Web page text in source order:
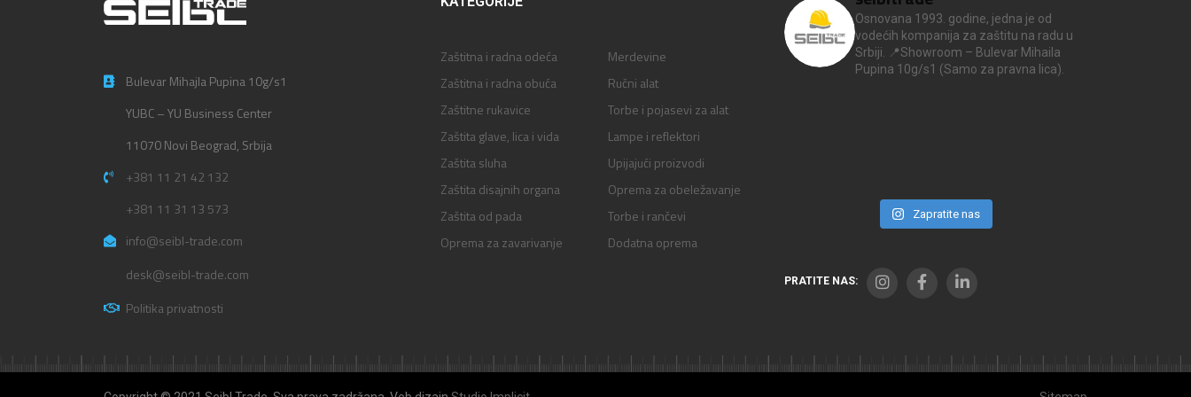
Bulevar Mihajla Pupina 10g/s1
YUBC – YU Business Center
11070 Novi Beograd, Srbija
+381 11 21 42 132
+381 11 31 13 573
info@seibl-trade.com
desk@seibl-trade.com
Politika privatnosti
Zaštitna i radna odeća
Zaštitna i radna obuća
Zaštitne rukavice
Zaštita glave, lica i vida
Zaštita sluha
Zaštita disajnih organa
Zaštita od pada
Oprema za zavarivanje
Merdevine
Ručni alat
Torbe i pojasevi za alat
Lampe i reflektori
Upijajući proizvodi
Oprema za obeležavanje
Torbe i rančevi
Dodatna oprema
Osnovana 1993. godine, jedna je od
vodećih kompanija za zaštitu na radu u
Srbiji.
📍Showroom – Bulevar Mihaila
Pupina 10g/s1 (Samo za pravna lica).
Zapratite nas
PRATITE NAS: